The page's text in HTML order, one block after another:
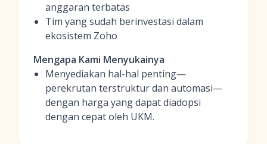
anggaran terbatas
Tim yang sudah berinvestasi dalam
ekosistem Zoho
Mengapa Kami Menyukainya
Menyediakan hal-hal penting—
perekrutan terstruktur dan automasi—
dengan harga yang dapat diadopsi
dengan cepat oleh UKM.